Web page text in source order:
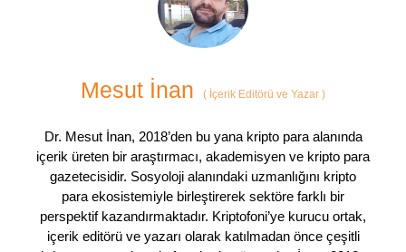
Mesut İnan ( İçerik Editörü ve Yazar )
Dr. Mesut İnan, 2018’den bu yana kripto para alanında
içerik üreten bir araştırmacı, akademisyen ve kripto para
gazetecisidir. Sosyoloji alanındaki uzmanlığını kripto
para ekosistemiyle birleştirerek sektöre farklı bir
perspektif kazandırmaktadır. Kriptofoni’ye kurucu ortak,
içerik editörü ve yazarı olarak katılmadan önce çeşitli